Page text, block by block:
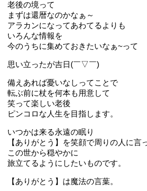
老後の境って
まずは還暦なのかなぁ～
アラカンになってあわてるよりも
いろんな情報を
今のうちに集めておきたいなぁ~って
思い立ったが吉日(￣▽￣)
備えあれば憂いなしってことで
転ぶ前に杖を何本も用意して
笑って楽しい老後
ピンコロな人生を目指します。
いつかは来る永遠の眠り
【ありがとう】を笑顔で周りの人に言
この世から穏やかに
旅立てるようにしたいものです。
【ありがとう】は魔法の言葉。